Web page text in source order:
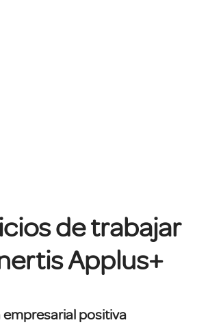
de trabajar
Applus+
empresarial positiva